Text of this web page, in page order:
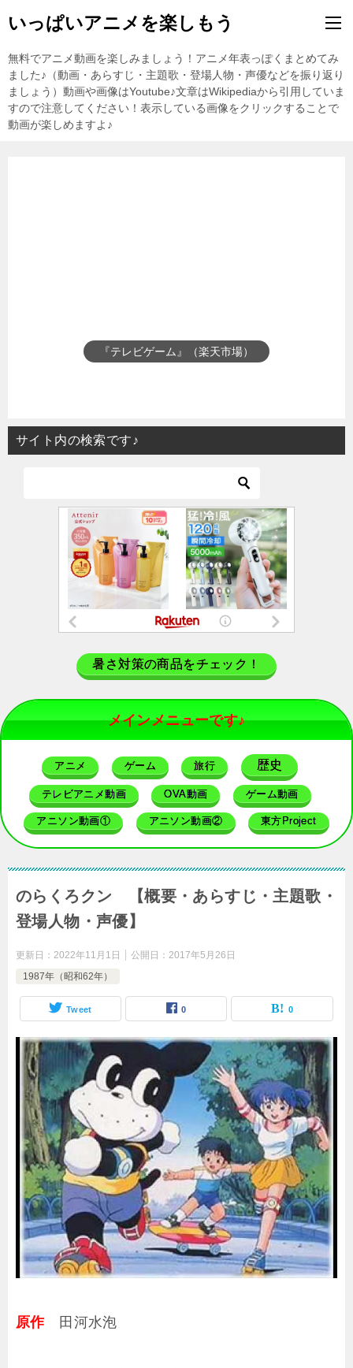
いっぱいアニメを楽しもう
無料でアニメ動画を楽しみましょう！アニメ年表っぽくまとめてみ
ました♪（動画・あらすじ・主題歌・登場人物・声優などを振り返り
ましょう）動画や画像はYoutube♪文章はWikipediaから引用していま
すので注意してください！表示している画像をクリックすることで
動画が楽しめますよ♪
『テレビゲーム』（楽天市場）
サイト内の検索です♪
暑さ対策の商品をチェック！
メインメニューです♪
アニメ ゲーム 旅行 歴史
テレビアニメ動画 OVA動画 ゲーム動画
アニソン動画① アニソン動画② 東方Project
のらくろクン 【概要・あらすじ・主題歌・
登場人物・声優】
更新日： 2022年11月1日 公開日： 2017年5月26日
1987年（昭和62年）
Tweet 0 0
原作田河水泡